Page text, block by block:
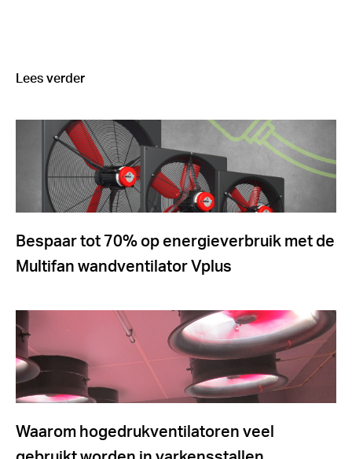
Lees verder
Bespaar tot 70% op energieverbruik met de
Multifan wandventilator Vplus
Waarom hogedrukventilatoren veel